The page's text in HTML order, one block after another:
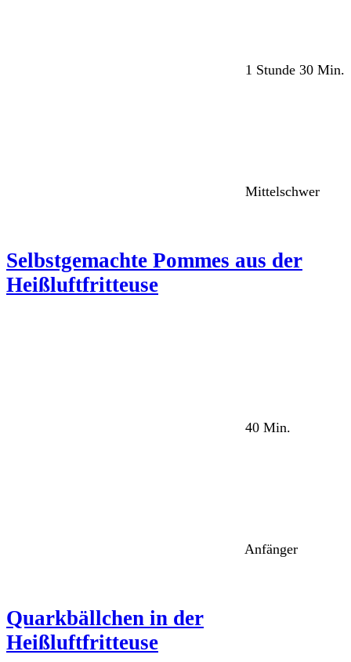
1 Stunde 30 Min.
Mittelschwer
Selbstgemachte Pommes aus der
Heißluftfritteuse
40 Min.
Anfänger
Quarkbällchen in der
Heißluftfritteuse